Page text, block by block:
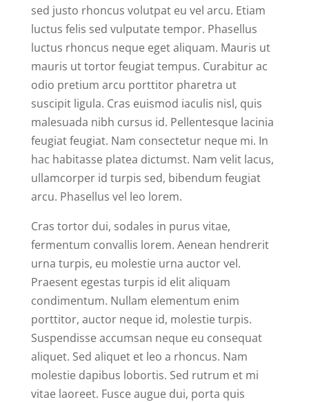
sed justo rhoncus volutpat eu vel arcu. Etiam
luctus felis sed vulputate tempor. Phasellus
luctus rhoncus neque eget aliquam. Mauris ut
mauris ut tortor feugiat tempus. Curabitur ac
odio pretium arcu porttitor pharetra ut
suscipit ligula. Cras euismod iaculis nisl, quis
malesuada nibh cursus id. Pellentesque lacinia
feugiat feugiat. Nam consectetur neque mi. In
hac habitasse platea dictumst. Nam velit lacus,
ullamcorper id turpis sed, bibendum feugiat
arcu. Phasellus vel leo lorem.
Cras tortor dui, sodales in purus vitae,
fermentum convallis lorem. Aenean hendrerit
urna turpis, eu molestie urna auctor vel.
Praesent egestas turpis id elit aliquam
condimentum. Nullam elementum enim
porttitor, auctor neque id, molestie turpis.
Suspendisse accumsan neque eu consequat
aliquet. Sed aliquet et leo a rhoncus. Nam
molestie dapibus lobortis. Sed rutrum et mi
vitae laoreet. Fusce augue dui, porta quis